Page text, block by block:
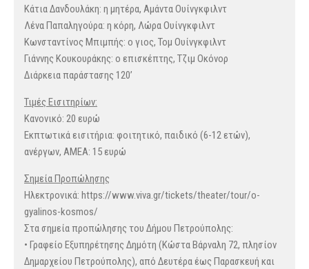
Κάτια Δανδουλάκη: η μητέρα, Αμάντα Ουίνγκφιλντ
Λένα Παπαληγούρα: η κόρη, Λώρα Ουίνγκφιλντ
Κωνσταντίνος Μπιμπής: ο γιος, Τομ Ουίνγκφιλντ
Γιάννης Κουκουράκης: ο επισκέπτης, Τζιμ Οκόνορ
Διάρκεια παράστασης 120’
Τιμές Εισιτηρίων:
Κανονικό: 20 ευρώ
Εκπτωτικά εισιτήρια: φοιτητικό, παιδικό (6-12 ετών),
ανέργων, ΑΜΕΑ: 15 ευρώ
Σημεία Προπώλησης
Ηλεκτρονικά: https://www.viva.gr/tickets/theater/tour/o-
gyalinos-kosmos/
Στα σημεία προπώλησης του Δήμου Πετρούπολης:
• Γραφείο Εξυπηρέτησης Δημότη (Κώστα Βάρναλη 72, πλησίον
Δημαρχείου Πετρούπολης), από Δευτέρα έως Παρασκευή και